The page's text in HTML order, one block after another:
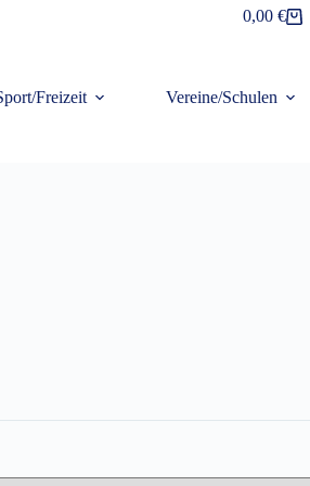
Warenkorb
0,00 €
Freizeit Vereine/Schulen